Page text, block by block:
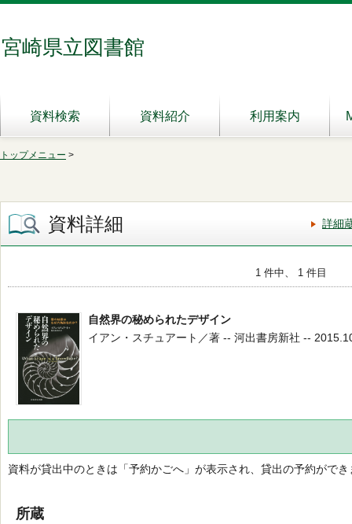
宮崎県立図書館
資料検索 資料紹介 利用案内
トップメニュー >
資料詳細 詳細
1 件中、 1 件目
自然界の秘められたデザイン
イアン・スチュアート／著 -- 河出書房新社 --
資料が貸出中のときは「予約かごへ」が表示され、貸出の予約ができ
所蔵